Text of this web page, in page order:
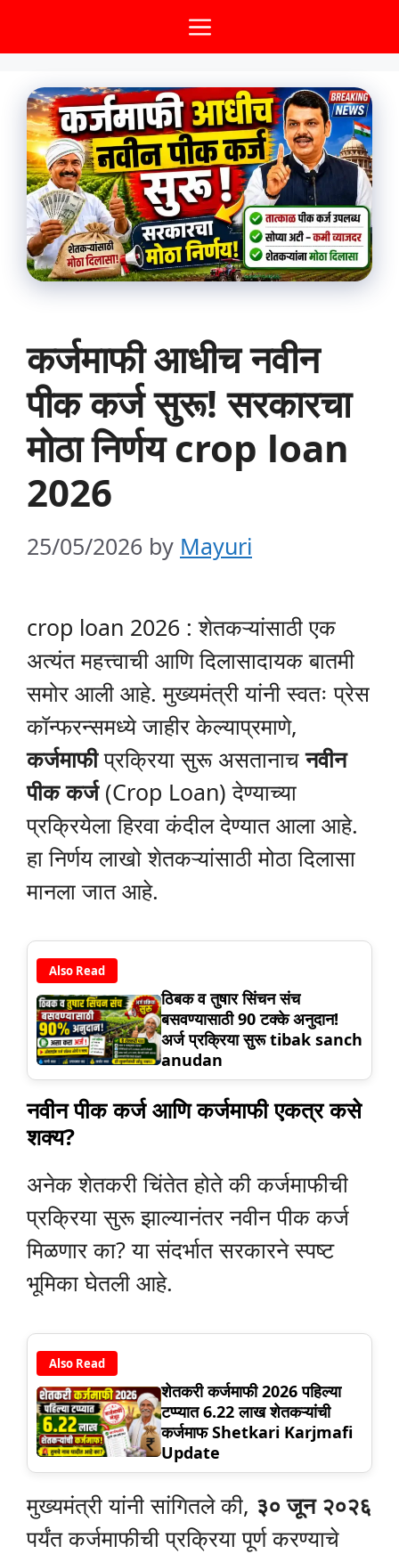
to
content
Menu
कर्जमाफी आधीच नवीन
पीक कर्ज सुरू! सरकारचा
मोठा निर्णय crop loan
2026
25/05/2026 by Mayuri
crop loan 2026 : शेतकऱ्यांसाठी एक
अत्यंत महत्त्वाची आणि दिलासादायक बातमी
समोर आली आहे. मुख्यमंत्री यांनी स्वतः प्रेस
कॉन्फरन्समध्ये जाहीर केल्याप्रमाणे,
कर्जमाफीप्रक्रिया सुरू असतानाचनवीन
पीक कर्ज(Crop Loan) देण्याच्या
प्रक्रियेला हिरवा कंदील देण्यात आला आहे.
हा निर्णय लाखो शेतकऱ्यांसाठी मोठा दिलासा
मानला जात आहे.
Also Read
ठिबक व तुषार सिंचन संच
बसवण्यासाठी 90 टक्के अनुदान!
अर्ज प्रक्रिया सुरू tibak sanch
anudan
नवीन पीक कर्ज आणि कर्जमाफी एकत्र कसे
शक्य?
अनेक शेतकरी चिंतेत होते की कर्जमाफीची
प्रक्रिया सुरू झाल्यानंतर नवीन पीक कर्ज
मिळणार का? या संदर्भात सरकारने स्पष्ट
भूमिका घेतली आहे.
Also Read
शेतकरी कर्जमाफी 2026 पहिल्या
टप्प्यात 6.22 लाख शेतकऱ्यांची
कर्जमाफ Shetkari Karjmafi
Update
मुख्यमंत्री यांनी सांगितले की, ३० जून २०२६
पर्यंत कर्जमाफीची प्रक्रिया पूर्ण करण्याचे